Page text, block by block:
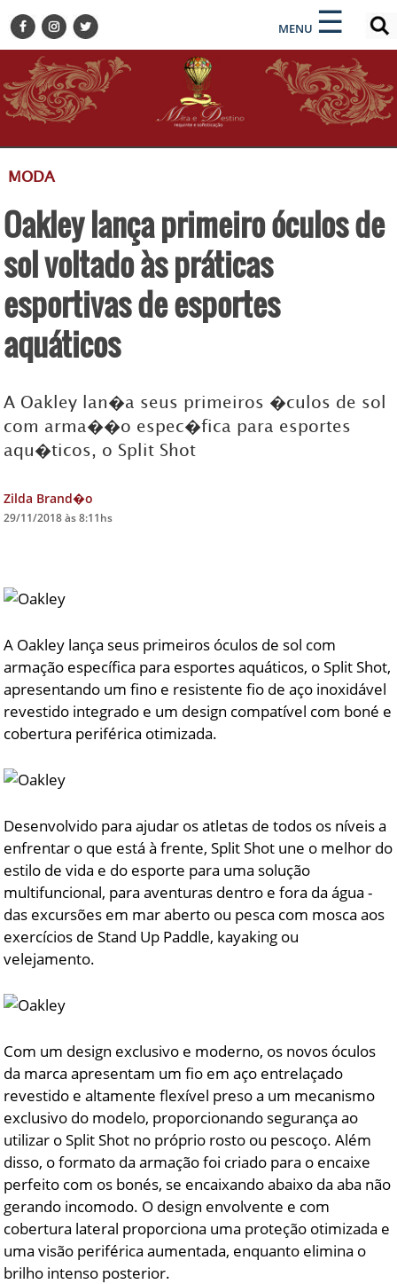
MENU ☰
×
BELEZA
BUSINESS E NEGÓCIOS
CULTURA
DESTINOS
GASTRONOMIA
HOTELARIA
MODA
PETS
ZILDA BRANDÃO
DICAS DE VIAGEM
×
ENCONTRE SUA NOTÍCIA
MODA
Oakley lança primeiro óculos de
sol voltado às práticas
esportivas de esportes
aquáticos
A Oakley lan�a seus primeiros �culos de sol
com arma��o espec�fica para esportes
aqu�ticos, o Split Shot
Zilda Brand�o
29/11/2018 às 8:11hs
A Oakley lança seus primeiros óculos de sol com
armação específica para esportes aquáticos, o Split Shot,
apresentando um fino e resistente fio de aço inoxidável
revestido integrado e um design compatível com boné e
cobertura periférica otimizada.
Desenvolvido para ajudar os atletas de todos os níveis a
enfrentar o que está à frente, Split Shot une o melhor do
estilo de vida e do esporte para uma solução
multifuncional, para aventuras dentro e fora da água -
das excursões em mar aberto ou pesca com mosca aos
exercícios de Stand Up Paddle, kayaking ou
velejamento.
Com um design exclusivo e moderno, os novos óculos
da marca apresentam um fio em aço entrelaçado
revestido e altamente flexível preso a um mecanismo
exclusivo do modelo, proporcionando segurança ao
utilizar o Split Shot no próprio rosto ou pescoço. Além
disso, o formato da armação foi criado para o encaixe
perfeito com os bonés, se encaixando abaixo da aba não
gerando incomodo. O design envolvente e com
cobertura lateral proporciona uma proteção otimizada e
uma visão periférica aumentada, enquanto elimina o
brilho intenso posterior.